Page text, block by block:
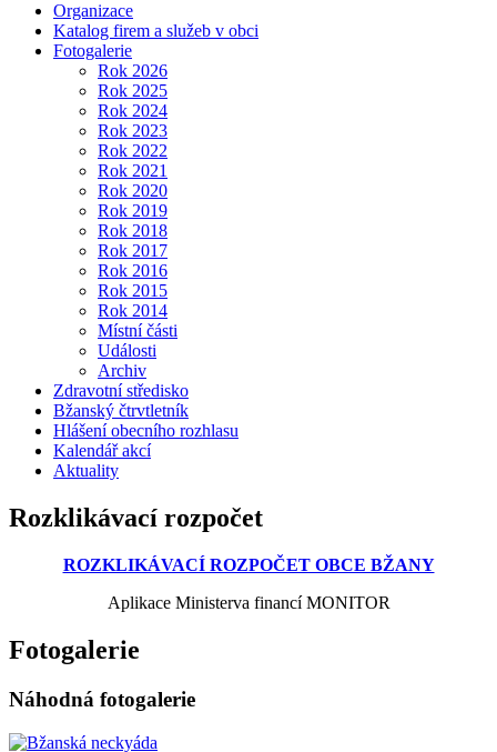
Organizace
Katalog firem a služeb v obci
Fotogalerie
Rok 2026
Rok 2025
Rok 2024
Rok 2023
Rok 2022
Rok 2021
Rok 2020
Rok 2019
Rok 2018
Rok 2017
Rok 2016
Rok 2015
Rok 2014
Místní části
Události
Archiv
Zdravotní středisko
Bžanský čtrvtletník
Hlášení obecního rozhlasu
Kalendář akcí
Aktuality
Rozklikávací rozpočet
ROZKLIKÁVACÍ ROZPOČET OBCE BŽANY
Aplikace Ministerva financí MONITOR
Fotogalerie
Náhodná fotogalerie